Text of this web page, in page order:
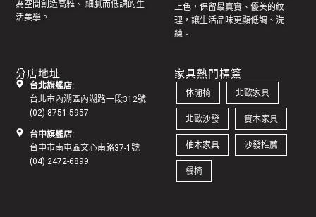
為空間創造高雅、 細膩而低調的生
活美學。
上色，保留最真實、優美的紋
理，讓生活品味更顯低調、洗
練。
分店地址
台北旗艦店:
台北市內湖區內湖路一段312號
(02) 8751-5957
台中旗艦店:
台中市南屯區文心南路37-1號
(04) 2472-6899
家具熱門標簽
休閒椅 北歐家具
北歐沙發 實木家具
柚木家具 沙發推薦
餐椅